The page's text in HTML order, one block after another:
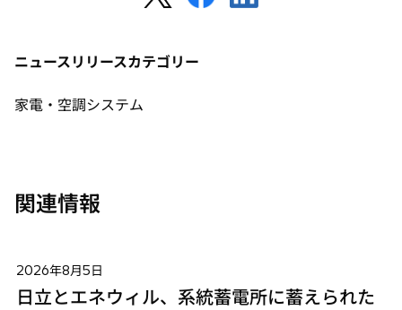
し
タ
し
ニュースリリースカテゴリー
家電・空調システム
関連情報
2026年8月5日
日立とエネウィル、系統蓄電所に蓄えられた